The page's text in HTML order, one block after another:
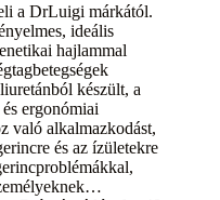
a DrLuigi márkától.
ideális
hajlammal
készült, a
ergonómiai
való alkalmazkodást,
és az ízületekre